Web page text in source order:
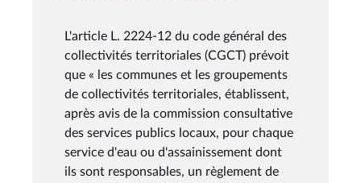
L'article L. 2224-12 du code général des
collectivités territoriales (CGCT) prévoit
que « les communes et les groupements
de collectivités territoriales, établissent,
après avis de la commission consultative
des services publics locaux, pour chaque
service d'eau ou d'assainissement dont
ils sont responsables, un règlement de